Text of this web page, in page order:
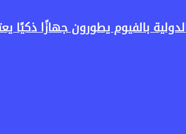
بالفيوم يطورون جهازًا ذكيًا